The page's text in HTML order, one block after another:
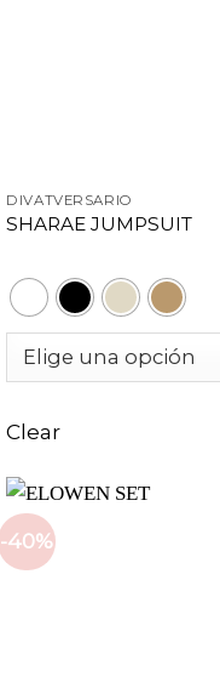
DIVATVERSARIO
SHARAE JUMPSUIT
Clear
-40%